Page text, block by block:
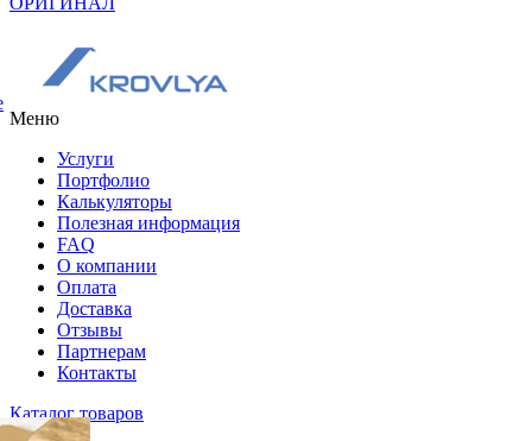
Меню
Услуги
Портфолио
Калькуляторы
Полезная информация
FAQ
О компании
Оплата
Доставка
Отзывы
Партнерам
Контакты
Каталог товаров